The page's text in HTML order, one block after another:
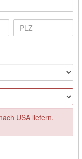
USA liefern.